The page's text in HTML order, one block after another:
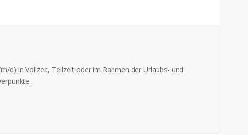
d) in Vollzeit, Teilzeit oder im Rahmen der Urlaubs- und